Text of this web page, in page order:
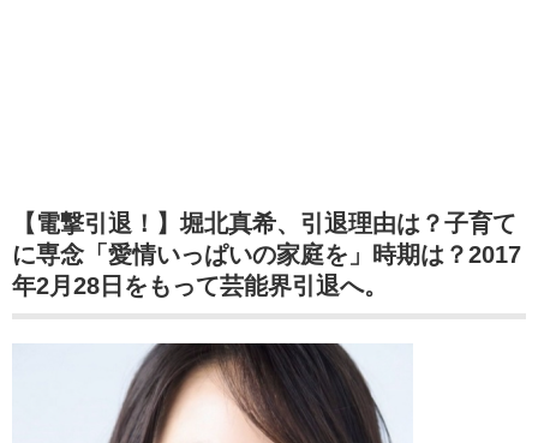
【電撃引退！】堀北真希、引退理由は？子育て
に専念「愛情いっぱいの家庭を」時期は？2017
年2月28日をもって芸能界引退へ。